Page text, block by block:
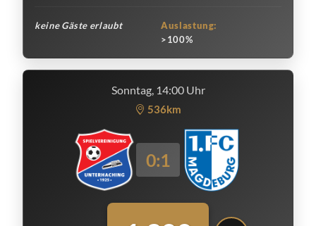
keine Gäste erlaubt
Auslastung:
>100%
Sonntag, 14:00 Uhr
536km
0:1